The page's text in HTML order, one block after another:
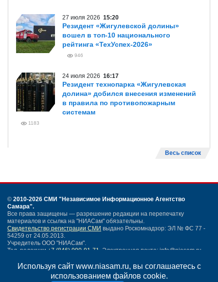
Используя сайт www.niasam.ru, вы соглашаетесь с
использованием файлов cookie.
27 июля 2026 15:20
Резидент «Жигулевской долины»
вошел в топ-10 национального
рейтинга «ТехУспех-2026»
946
24 июля 2026 16:17
Резидент технопарка «Жигулевская
долина» добился внесения изменений
в правила по противопожарным
системам
1183
Весь список
© 2010-2026 СМИ "Независимое Информационное Агентство
Самара".
Все права защищены — разрешение редакции на перепечатку
материалов и ссылка на "НИАСам" обязательны.
Свидетельство регистрации СМИ выдано Роскомнадзор: ЭЛ № ФС 77 -
54259 от 24.05.2013.
Учредитель ООО "НИАСам".
Тел. редакции +7 (846) 990-91-71. Электронная почта: info@niasam.ru
Написать письмо